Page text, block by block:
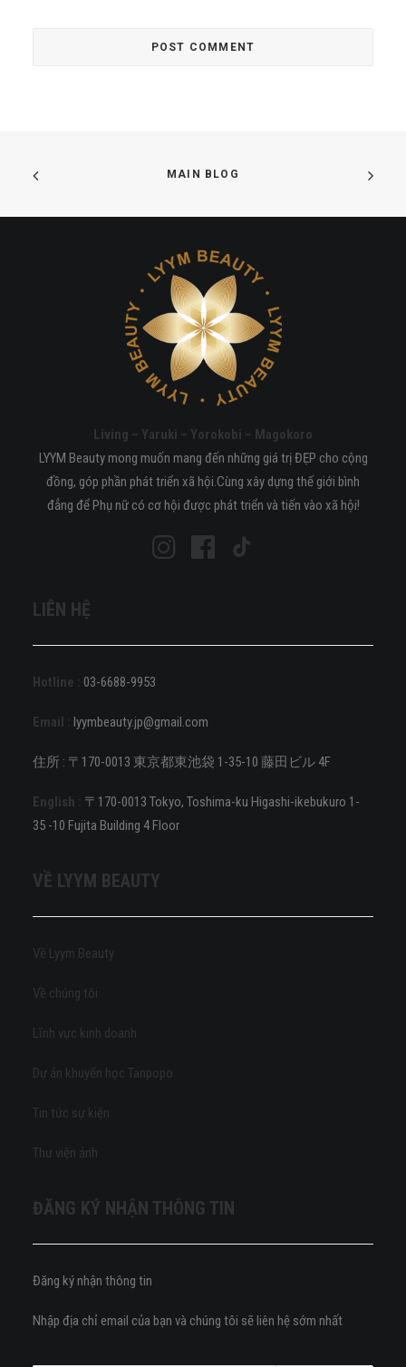
MAIN BLOG
Living – Yaruki – Yorokobi – Magokoro
LYYM Beauty mong muốn mang đến những giá trị ĐẸP cho cộng
đồng, góp phần phát triển xã hội.Cùng xây dựng thế giới bình
đẳng để Phụ nữ có cơ hội được phát triển và tiến vào xã hội!
LIÊN HỆ
Hotline : 03-6688-9953
Email : lyymbeauty.jp@gmail.com
住所 : 〒170-0013 東京都東池袋 1-35-10 藤田ビル 4F
English :
〒170-0013 Tokyo, Toshima-ku Higashi-ikebukuro 1-
35 -10 Fujita Building 4 Floor
VỀ LYYM BEAUTY
Về Lyym Beauty
Về chúng tôi
Lĩnh vực kinh doanh
Dự án khuyến học Tanpopo
Tin tức sự kiện
Thư viện ảnh
ĐĂNG KÝ NHẬN THÔNG TIN
Đăng ký nhận thông tin
Nhập địa chỉ email của bạn và chúng tôi sẽ liên hệ sớm nhất